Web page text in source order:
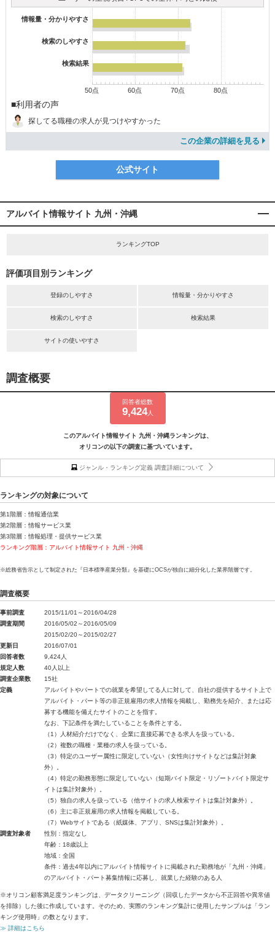
情報量・分かりやすさ
検索のしやすさ
検索結果
50点 60点 70点 80点
■利用者の声
探してる職種の求人が見つけやすかった
この企業の詳細を見る
公式サイト
アルバイト情報サイト 九州・沖縄
ランキングTOP
評価項目別ランキング
登録のしやすさ 情報量・分かりやすさ
検索のしやすさ 検索結果
サイトの使いやすさ
調査概要
回答者総数
9,424人
このアルバイト情報サイト 九州・沖縄ランキングは、
オリコンの以下の調査に基づいています。
ジャンル・ランキング定義 調査詳細について
ランキングの対象について
第1階層：情報通信業
第2階層：情報サービス業
第3階層：情報処理・提供サービス業
ランキング階層：アルバイト情報サイト 九州・沖縄
※総務省告示として制定された『日本標準産業分類』を基礎にOCSが独自に細分化した業界階層です。
調査概要
事前調査
2015/11/01～2016/04/28
調査期間
2016/05/02～2016/05/09
2015/02/20～2015/02/27
更新日
2016/07/01
回答者数
9,424人
規定人数
40人以上
調査企業数
15社
定義
アルバイトやパートでの就業を希望してる人に対して、自社の提供するサイト上で
アルバイト・パート等の非正規雇用の求人情報を掲載し、勤務先を紹介、または応
募する機能を備えたサイトのことを指す。
なお、下記条件を満たしていることを条件とする。
（1）人材紹介だけでなく、企業に直接応募できる求人を扱っている。
（2）複数の職種・業種の求人を扱っている。
（3）特定のユーザー属性に限定していない（女性向けサイトなどは集計対象
外）。
（4）特定の勤務形態に限定していない（短期バイト限定・リゾートバイト限定サ
イトは集計対象外）。
（5）独自の求人を扱っている（他サイトの求人検索サイトは集計対象外）。
（6）主に非正規雇用の求人情報を掲載している。
（7）Webサイトである（紙媒体、アプリ、SNSは集計対象外）。
調査対象者
性別：指定なし
年齢：18歳以上
地域：全国
条件：過去4年以内にアルバイト情報サイトに掲載された勤務地が「九州・沖縄」
のアルバイト・パート募集情報に応募し、就業した経験のある人
※オリコン顧客満足度ランキングは、データクリーニング（回収したデータから不正回答や異常値
を排除）した後に作成しています。そのため、実際のランキング集計に使用したサンプルは「ラン
キング使用時」の数となります。
≫ 詳細はこちら